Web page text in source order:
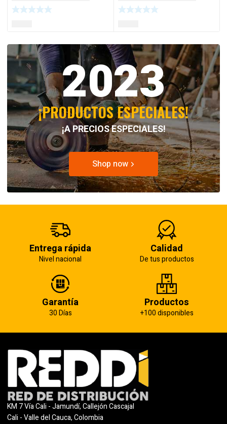
2023
¡PRODUCTOS ESPECIALES!
¡A PRECIOS ESPECIALES!
Shop now
Entrega rápida
Nivel nacional
Calidad
De tus productos
Garantía
30 Días
Productos
+100 disponibles
KM 7 Vía Cali - Jamundí, Callejón Cascajal
Cali - Valle del Cauca, Colombia